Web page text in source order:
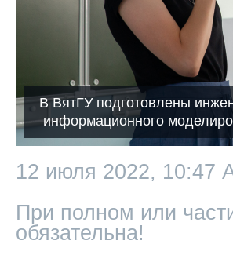
В ВятГУ подготовлены
информационного
12 июля 2022, 10:47
При полном или
обязательна!